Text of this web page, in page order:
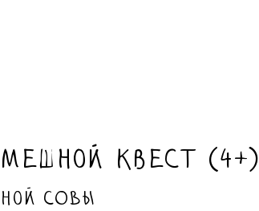
квест (4+)
СОВЫ